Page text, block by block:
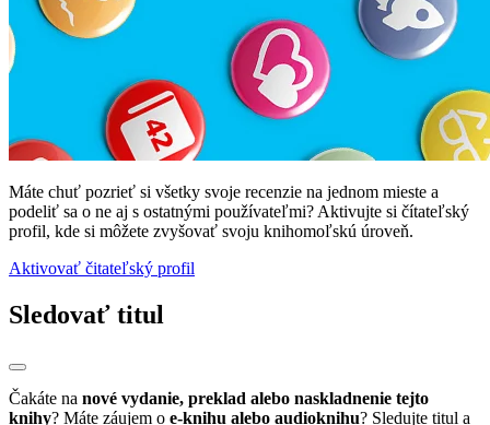
Máte chuť pozrieť si všetky svoje recenzie na jednom mieste a
podeliť sa o ne aj s ostatnými používateľmi? Aktivujte si čítateľský
profil, kde si môžete zvyšovať svoju knihomoľskú úroveň.
Aktivovať čitateľský profil
Sledovať titul
Čakáte na nové vydanie, preklad alebo naskladnenie tejto
knihy? Máte záujem o e-knihu alebo audioknihu? Sledujte titul a